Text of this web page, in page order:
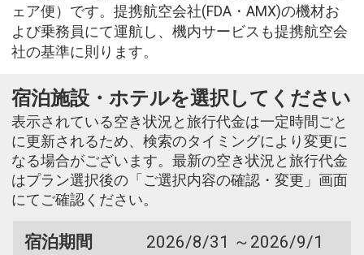
ェア便）です。提携航空会社(FDA・AMX)の機材お
よび乗務員にて運航し、機内サービスも提携航空会
社の基準に則ります。
宿泊施設・ホテルを選択してください
表示されている空き状況と旅行代金は一定時間ごと
に更新されるため、検索のタイミングにより変更に
なる場合がございます。最新の空き状況と旅行代金
はプラン選択後の「ご選択内容の確認・変更」画面
にてご確認ください。
宿泊期間
2026/8/31 ～2026/9/1